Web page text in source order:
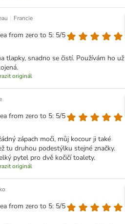
| Francie
from zero to 5: 5/5
tlapky, snadno se čistí. Používám ho už
originál
from zero to 5: 5/5
zápach moči, můj kocour ji také
tu druhou podestýlku stejné značky.
pytel pro dvě kočičí toalety.
originál
from zero to 5: 5/5